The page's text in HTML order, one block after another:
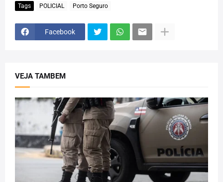
Tags POLICIAL Porto Seguro
Facebook
VEJA TAMBEM